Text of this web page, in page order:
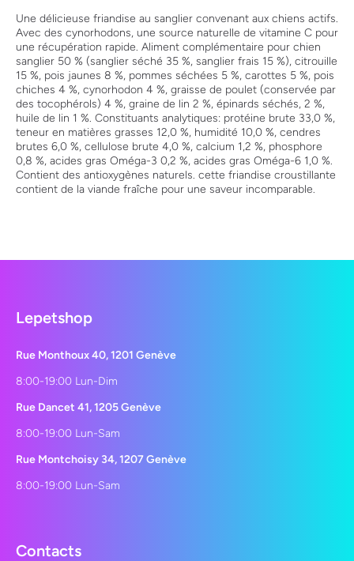
Une délicieuse friandise au sanglier convenant aux chiens actifs.
Avec des cynorhodons, une source naturelle de vitamine C pour
une récupération rapide. Aliment complémentaire pour chien
sanglier 50 % (sanglier séché 35 %, sanglier frais 15 %), citrouille
15 %, pois jaunes 8 %, pommes séchées 5 %, carottes 5 %, pois
chiches 4 %, cynorhodon 4 %, graisse de poulet (conservée par
des tocophérols) 4 %, graine de lin 2 %, épinards séchés, 2 %,
huile de lin 1 %. Constituants analytiques: protéine brute 33,0 %,
teneur en matières grasses 12,0 %, humidité 10,0 %, cendres
brutes 6,0 %, cellulose brute 4,0 %, calcium 1,2 %, phosphore
0,8 %, acides gras Oméga-3 0,2 %, acides gras Oméga-6 1,0 %.
Contient des antioxygènes naturels. cette friandise croustillante
contient de la viande fraîche pour une saveur incomparable.
Lepetshop
Rue Monthoux 40, 1201 Genève
8:00-19:00 Lun-Dim
Rue Dancet 41, 1205 Genève
8:00-19:00 Lun-Sam
Rue Montchoisy 34, 1207 Genève
8:00-19:00 Lun-Sam
Contacts